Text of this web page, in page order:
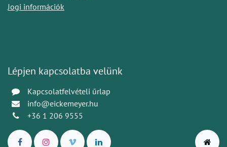
Jogi információk
Lépjen kapcsolatba velünk
Kapcsolatfelvételi űrlap
info@eickemeyer.hu
+36 1 206 9555